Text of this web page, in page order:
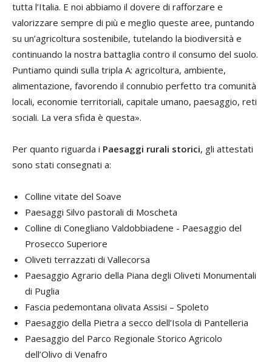
tutta l’Italia. E noi abbiamo il dovere di rafforzare e
valorizzare sempre di più e meglio queste aree, puntando
su un’agricoltura sostenibile, tutelando la biodiversità e
continuando la nostra battaglia contro il consumo del suolo.
Puntiamo quindi sulla tripla A: agricoltura, ambiente,
alimentazione, favorendo il connubio perfetto tra comunità
locali, economie territoriali, capitale umano, paesaggio, reti
sociali. La vera sfida è questa».
Per quanto riguarda i Paesaggi rurali storici, gli attestati
sono stati consegnati a:
Colline vitate del Soave
Paesaggi Silvo pastorali di Moscheta
Colline di Conegliano Valdobbiadene - Paesaggio del
Prosecco Superiore
Oliveti terrazzati di Vallecorsa
Paesaggio Agrario della Piana degli Oliveti Monumentali
di Puglia
Fascia pedemontana olivata Assisi – Spoleto
Paesaggio della Pietra a secco dell’Isola di Pantelleria
Paesaggio del Parco Regionale Storico Agricolo
dell’Olivo di Venafro